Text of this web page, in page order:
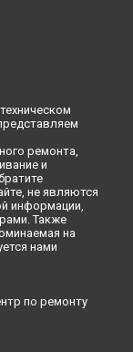
ремонта,
и
не являются
информации,
Также
на
нами
по ремонту